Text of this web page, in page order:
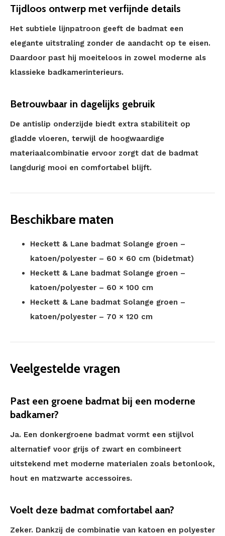
Tijdloos ontwerp met verfijnde details
Het subtiele lijnpatroon geeft de badmat een
elegante uitstraling zonder de aandacht op te eisen.
Daardoor past hij moeiteloos in zowel moderne als
klassieke badkamerinterieurs.
Betrouwbaar in dagelijks gebruik
De antislip onderzijde biedt extra stabiliteit op
gladde vloeren, terwijl de hoogwaardige
materiaalcombinatie ervoor zorgt dat de badmat
langdurig mooi en comfortabel blijft.
Beschikbare maten
Heckett & Lane badmat Solange groen –
katoen/polyester – 60 × 60 cm (bidetmat)
Heckett & Lane badmat Solange groen –
katoen/polyester – 60 × 100 cm
Heckett & Lane badmat Solange groen –
katoen/polyester – 70 × 120 cm
Veelgestelde vragen
Past een groene badmat bij een moderne
badkamer?
Ja. Een donkergroene badmat vormt een stijlvol
alternatief voor grijs of zwart en combineert
uitstekend met moderne materialen zoals betonlook,
hout en matzwarte accessoires.
Voelt deze badmat comfortabel aan?
Zeker. Dankzij de combinatie van katoen en polyester